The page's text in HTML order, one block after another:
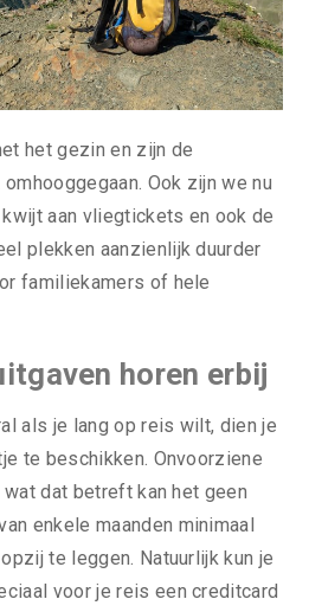
het gezin en zijn de
Ook zijn we nu
aan vliegtickets en ook de
plekken aanzienlijk duurder
familiekamers of hele
horen erbij
als je lang op reis wilt, dien je
te beschikken. Onvoorziene
dat betreft kan het geen
enkele maanden minimaal
te leggen. Natuurlijk kun je
voor je reis een creditcard